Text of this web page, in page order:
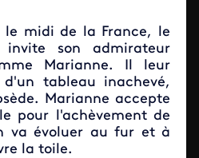
le midi de la France, le
invite son admirateur
Marianne. Il leur
d'un tableau inachevé,
Marianne accepte
pour l'achèvement de
va évoluer au fur et à
la toile.